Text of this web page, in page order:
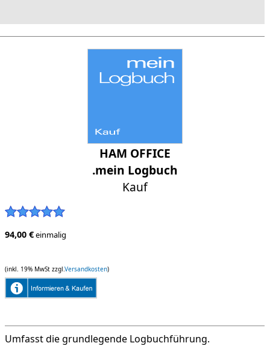
HAM OFFICE
.mein Logbuch
Kauf
94,00 €einmalig
(inkl. 19% MwSt zzgl. Versandkosten)
Umfasst die grundlegende Logbuchführung.